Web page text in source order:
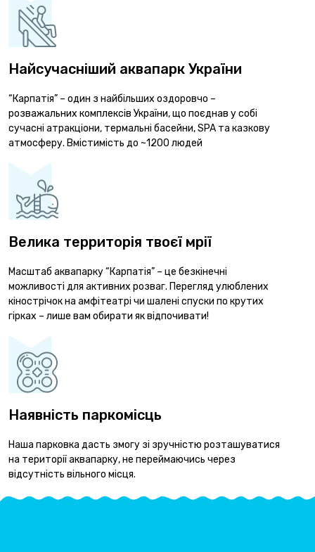
Найсучасніший аквапарк України
“Карпатія” – один з найбільших оздоровчо –
розважальних комплексів України, що поєднав у собі
сучасні атракціони, термальні басейни, SPA та казкову
атмосферу. Вмістимість до ~1200 людей
Велика территорія твоєї мрії
Масштаб аквапарку “Карпатія” – це безкінечні
можливості для активних розваг. Перегляд улюблених
кінострічок на амфітеатрі чи шалені спуски по крутих
гірках – лише вам обирати як відпочивати!
Наявність паркомісць
Наша парковка дасть змогу зі зручністю розташуватися
на території аквапарку, не переймаючись через
відсутність вільного місця.